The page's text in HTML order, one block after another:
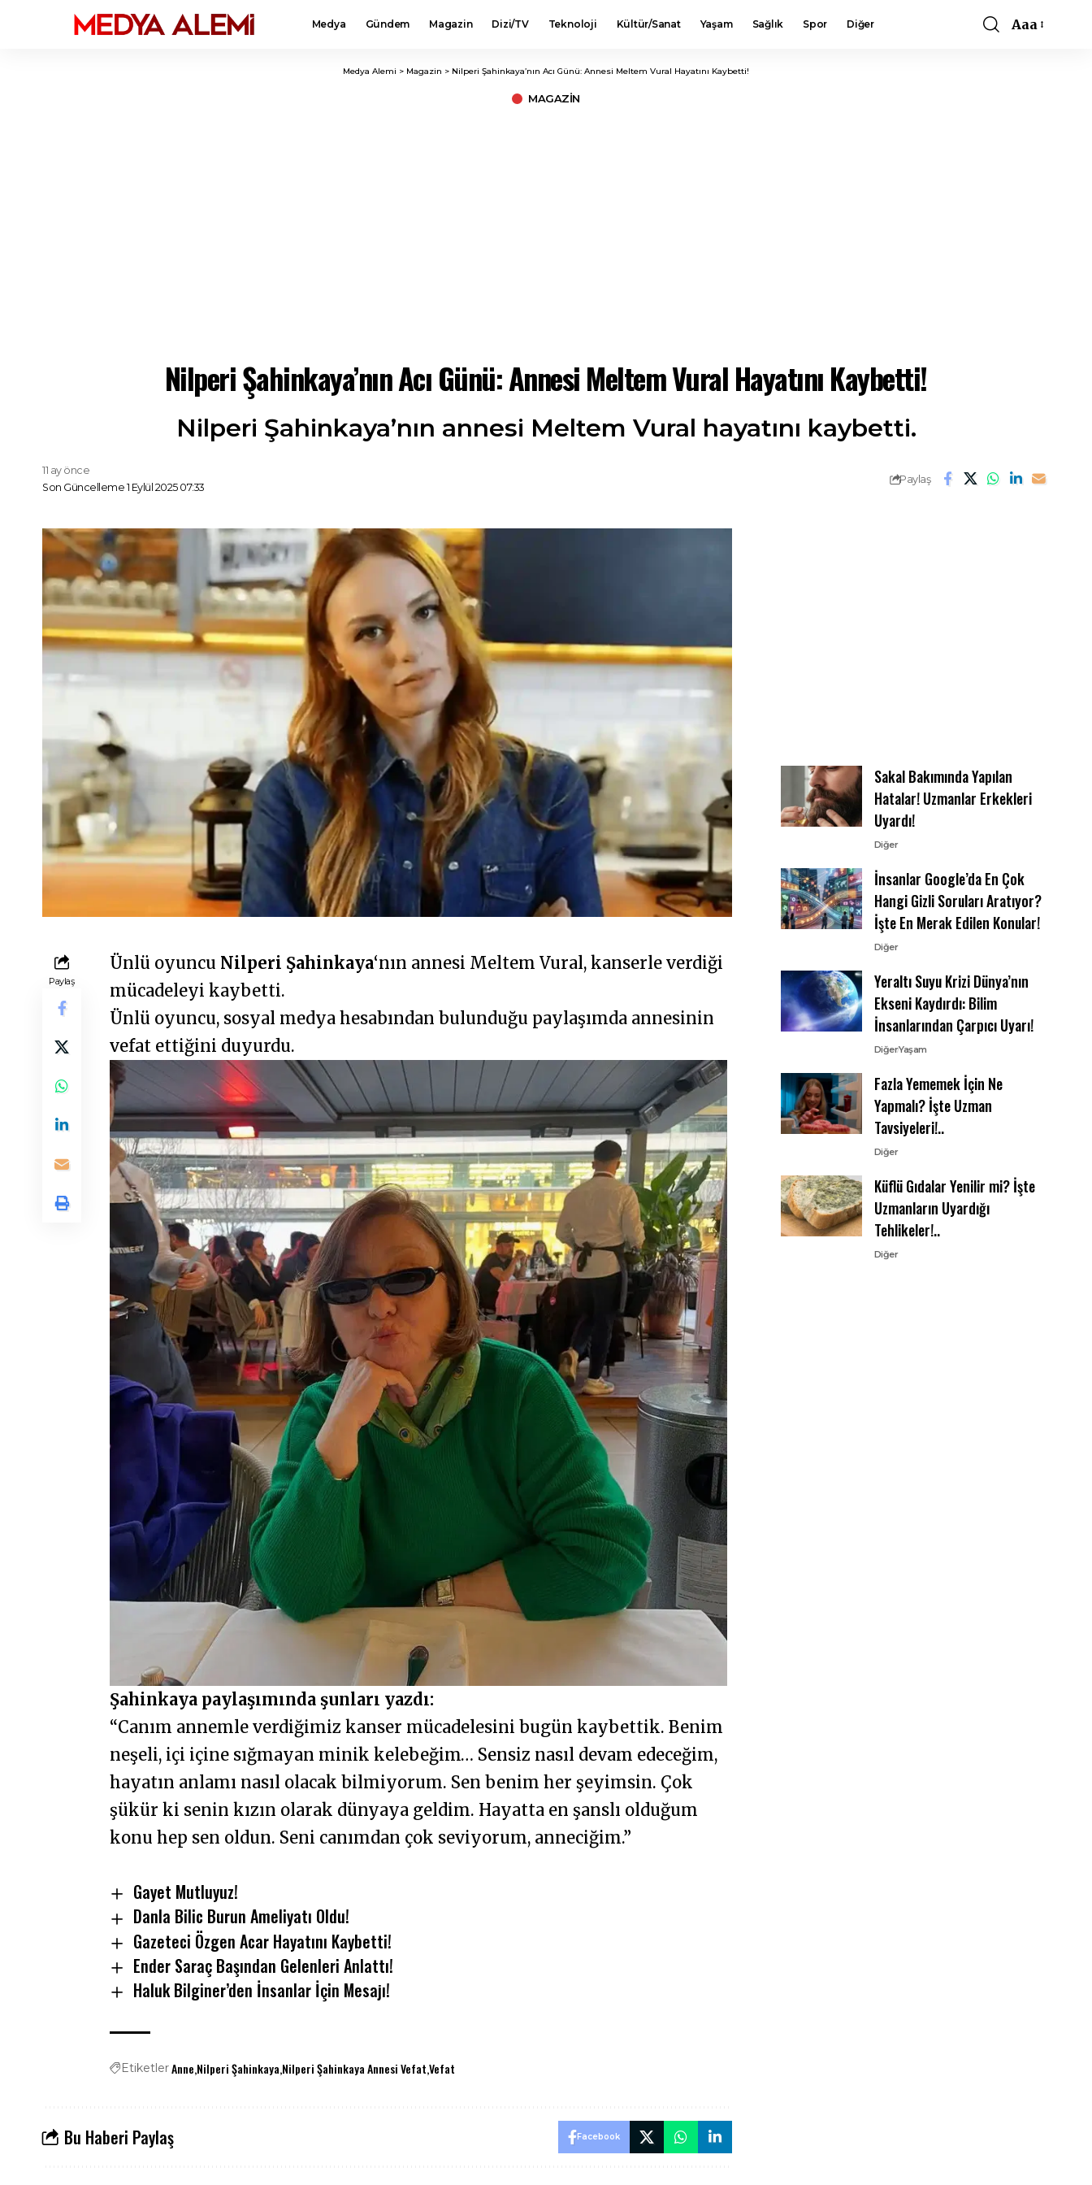
Medya Gündem Magazin Dizi/TV Teknoloji Kültür/Sanat Yaşam Sağlık Spor Diğer
Font
Aaa
Medya Alemi > Magazin > Nilperi Şahinkaya’nın Acı Günü: Annesi Meltem Vural Hayatını Kaybetti!
MAGAZIN
Nilperi Şahinkaya’nın Acı Günü: Annesi Meltem Vural Hayatını Kaybetti!
Nilperi Şahinkaya’nın annesi Meltem Vural hayatını kaybetti.
Son Güncelleme 1 Eylül 2025 07:33
11 ay önce
Paylaş
Paylaş
Ünlü oyuncu Nilperi Şahinkaya‘nın annesi Meltem Vural, kanserle verdiği
mücadeleyi kaybetti.
Ünlü oyuncu, sosyal medya hesabından bulunduğu paylaşımda annesinin
vefat ettiğini duyurdu.
Şahinkaya paylaşımında şunları yazdı:
“Canım annemle verdiğimiz kanser mücadelesini bugün kaybettik. Benim
neşeli, içi içine sığmayan minik kelebeğim… Sensiz nasıl devam edeceğim,
hayatın anlamı nasıl olacak bilmiyorum. Sen benim her şeyimsin. Çok
şükür ki senin kızın olarak dünyaya geldim. Hayatta en şanslı olduğum
konu hep sen oldun. Seni canımdan çok seviyorum, anneciğim.”
Gayet Mutluyuz!
Danla Bilic Burun Ameliyatı Oldu!
Gazeteci Özgen Acar Hayatını Kaybetti!
Ender Saraç Başından Gelenleri Anlattı!
Haluk Bilginer’den İnsanlar İçin Mesajı!
EtiketlerAnne Nilperi Şahinkaya Nilperi Şahinkaya Annesi Vefat Vefat
Bu Haberi Paylaş Facebook
Sakal Bakımında Yapılan
Hatalar! Uzmanlar Erkekleri
Uyardı!
Diğer
İnsanlar Google’da En Çok
Hangi Gizli Soruları Aratıyor?
İşte En Merak Edilen Konular!
Diğer
Yeraltı Suyu Krizi Dünya’nın
Ekseni Kaydırdı: Bilim
İnsanlarından Çarpıcı Uyarı!
DiğerYaşam
Fazla Yememek İçin Ne
Yapmalı? İşte Uzman
Tavsiyeleri!..
Diğer
Küflü Gıdalar Yenilir mi? İşte
Uzmanların Uyardığı
Tehlikeler!..
Diğer